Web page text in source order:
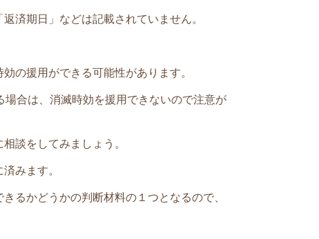
済期日」などは記載されていません。
の援用ができる可能性があります。
合は、消滅時効を援用できないので注意が
談をしてみましょう。
みます。
るかどうかの判断材料の１つとなるので、